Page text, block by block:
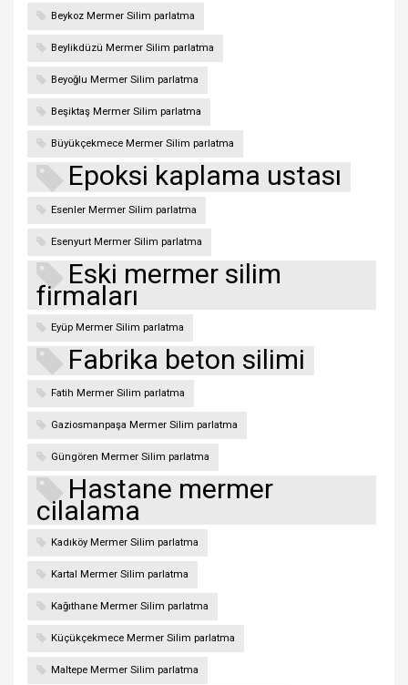
Beykoz Mermer Silim parlatma
Beylikdüzü Mermer Silim parlatma
Beyoğlu Mermer Silim parlatma
Beşiktaş Mermer Silim parlatma
Büyükçekmece Mermer Silim parlatma
Epoksi kaplama ustası
Esenler Mermer Silim parlatma
Esenyurt Mermer Silim parlatma
Eski mermer silim
firmaları
Eyüp Mermer Silim parlatma
Fabrika beton silimi
Fatih Mermer Silim parlatma
Gaziosmanpaşa Mermer Silim parlatma
Güngören Mermer Silim parlatma
Hastane mermer
cilalama
Kadıköy Mermer Silim parlatma
Kartal Mermer Silim parlatma
Kağıthane Mermer Silim parlatma
Küçükçekmece Mermer Silim parlatma
Maltepe Mermer Silim parlatma